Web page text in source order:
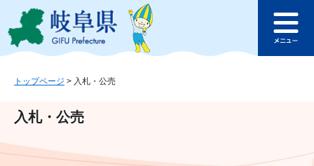
ジ
ュ
文
このページの本文へ
ュ
トップページ > 入札・公売
入札・公売